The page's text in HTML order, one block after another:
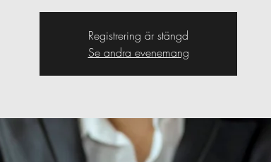
Registrering är stängd
Se andra evenemang